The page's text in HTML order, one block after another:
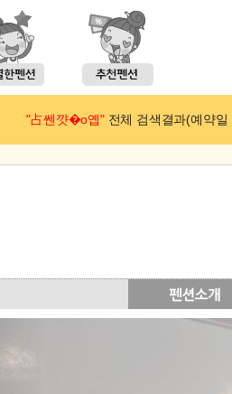
"占쎈꺗�ο옙"전체 검색결과(예약일